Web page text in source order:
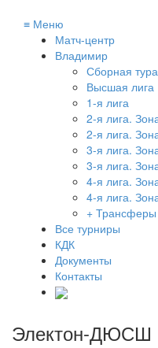
≡ Меню
Матч-центр
Владимир
Сборная тура
Высшая лига
1-я лига
2-я лига.
2-я лига.
3-я лига.
3-я лига.
4-я лига.
4-я лига.
+ Трансферы
Все турниры
КДК
Документы
Контакты
Электон-ДЮСШ